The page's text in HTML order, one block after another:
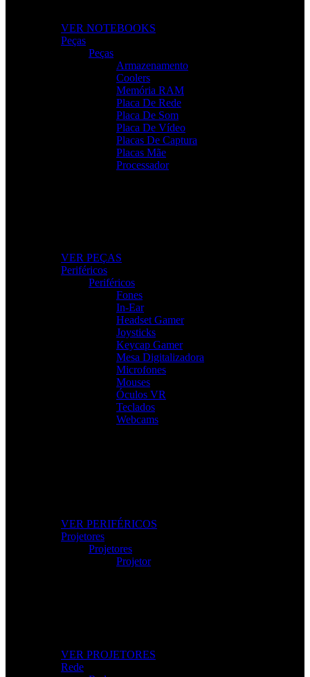
VER NOTEBOOKS
Peças
Peças
Armazenamento
Coolers
Memória RAM
Placa De Rede
Placa De Som
Placa De Vídeo
Placas De Captura
Placas Mãe
Processador
VER PEÇAS
Periféricos
Periféricos
Fones
In-Ear
Headset Gamer
Joysticks
Keycap Gamer
Mesa Digitalizadora
Microfones
Mouses
Óculos VR
Teclados
Webcams
VER PERIFÉRICOS
Projetores
Projetores
Projetor
VER PROJETORES
Rede